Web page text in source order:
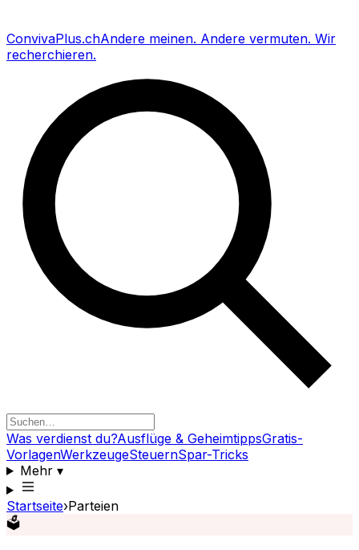
ConvivaPlus.chAndere meinen. Andere vermuten. Wir
recherchieren.
Was verdienst du?Ausflüge & GeheimtippsGratis-
VorlagenWerkzeugeSteuernSpar-Tricks
Mehr▾
Startseite›Parteien
🗳️